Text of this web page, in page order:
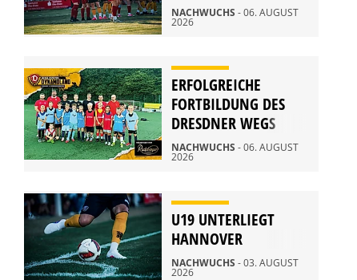
NACHWUCHS - 06. AUGUST
2026
ERFOLGREICHE
FORTBILDUNG DES
DRESDNER WEGS
NACHWUCHS - 06. AUGUST
2026
U19 UNTERLIEGT
HANNOVER
NACHWUCHS - 03. AUGUST
2026